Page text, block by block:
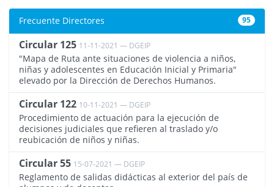
Frecuente Directores 95
Circular 125 11-11-2021 — DGEIP
"Mapa de Ruta ante situaciones de violencia a niños,
niñas y adolescentes en Educación Inicial y Primaria"
elevado por la Dirección de Derechos Humanos.
Circular 122 10-11-2021 — DGEIP
Procedimiento de actuación para la ejecución de
decisiones judiciales que refieren al traslado y/o
reubicación de niños y niñas.
Circular 55 15-07-2021 — DGEIP
Reglamento de salidas didácticas al exterior del país de